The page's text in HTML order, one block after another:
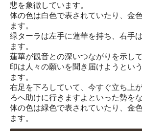
悲を象徴しています。
体の色は白色で表されていたり、金
ます。
緑ターラは左手に蓮華を持ち、右手
ます。
蓮華が観音との深いつながりを示し
印は人々の願いを聞き届けようとい
ます。
右足を下ろしていて、今すぐ立ち上
ろへ助けに行きますよといった勢を
体の色は緑色で表されていたり、金
ます。